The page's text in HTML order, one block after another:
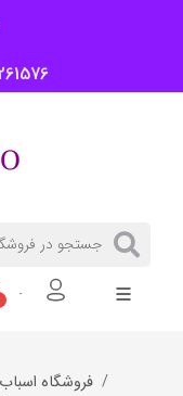
فروشگاه